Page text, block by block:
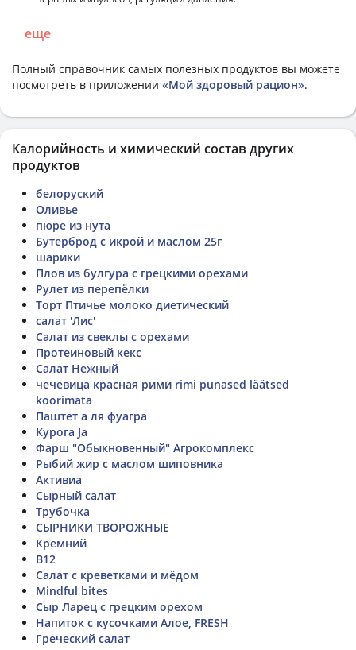
еще
Полный справочник самых полезных продуктов вы можете
посмотреть в приложении «Мой здоровый рацион».
Калорийность и химический состав других
продуктов
белоруский
Оливье
пюре из нута
Бутерброд с икрой и маслом 25г
шарики
Плов из булгура с грецкими орехами
Рулет из перепёлки
Торт Птичье молоко диетический
салат 'Лис'
Салат из свеклы с орехами
Протеиновый кекс
Салат Нежный
чечевица красная рими rimi punased läätsed
koorimata
Паштет а ля фуагра
Курога Ja
Фарш "Обыкновенный" Агрокомплекс
Рыбий жир с маслом шиповника
Активиа
Сырный салат
Трубочка
СЫРНИКИ ТВОРОЖНЫЕ
Кремний
B12
Салат с креветками и мёдом
Mindful bites
Сыр Ларец с грецким орехом
Напиток с кусочками Алое, FRESH
Греческий салат